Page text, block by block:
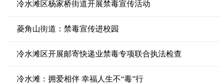
冷水滩区杨家桥街道开展禁毒宣传活动
菱角山街道：禁毒宣传进校园
冷水滩区开展邮寄快递业禁毒专项联合执法检查
冷水滩：拥爱相伴 幸福人生不“毒”行